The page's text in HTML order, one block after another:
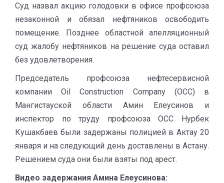
Суд назвал акцию голодовки в офисе профсоюза
незаконной и обязал нефтяников освободить
помещение. Позднее областной апелляционный
суд жалобу нефтяников на решение суда оставил
без удовлетворения.
Председатель профсоюза нефтесервисной
компании Oil Construction Company (OCC) в
Мангистауской области Амин Елеусинов и
инспектор по труду профсоюза ОСС Нурбек
Кушакбаев были задержаны полицией в Актау 20
января и на следующий день доставлены в Астану.
Решением суда они были взяты под арест.
Видео задержания Амина Елеусинова: